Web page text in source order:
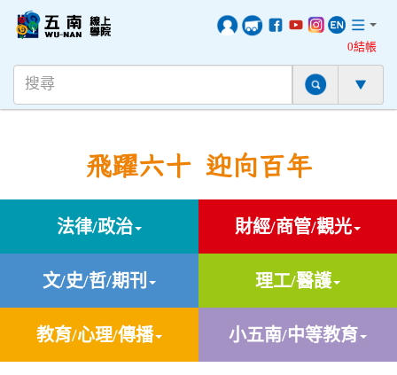
0結帳
飛躍六十 迎向百年
法律/政治 財經/商管/觀光
文/史/哲/期刊 理工/醫護
教育/心理/傳播 小五南/中等教育